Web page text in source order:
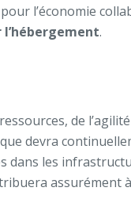
l’économie
.
de
devra
dans les
assurément